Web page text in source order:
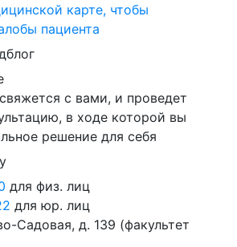
карте, чтобы
пациента
с вами, и проведет
в ходе которой вы
решение для себя
для физ. лиц
для юр. лиц
Садовая, д. 139 (факультет